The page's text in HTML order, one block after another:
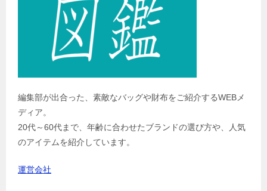
編集部が出合った、素敵なバッグや財布をご紹介するWEBメ
ディア。
20代～60代まで、年齢に合わせたブランドの選び方や、人気
のアイテムを紹介しています。
運営会社